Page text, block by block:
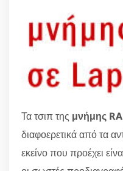
Τα τσιπ της μνήμης
διαφοερετικά από τα
εκείνο που προέχει